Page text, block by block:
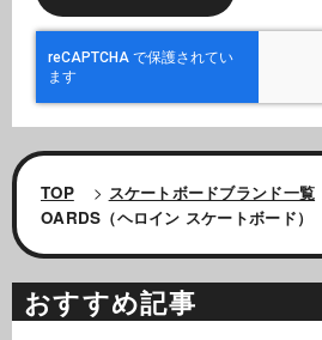
TOP > スケートボードブランド一覧
OARDS（ヘロイン スケートボード）
おすすめ記事